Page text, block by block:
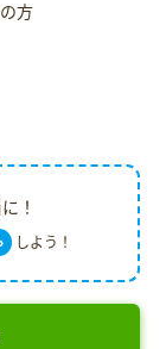
方
！
しよう！